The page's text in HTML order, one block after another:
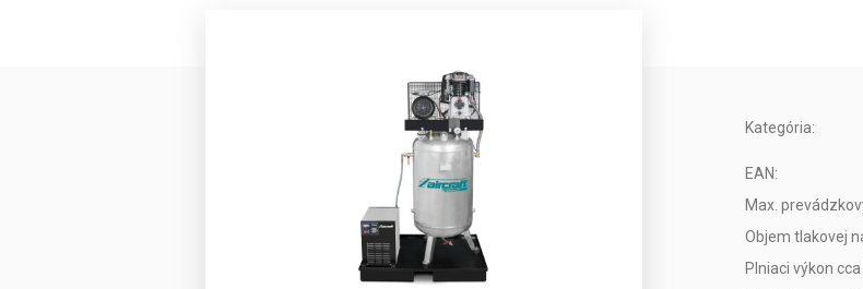
Kategória:
EAN:
Max.
Objem tlakovej
Plniaci výkon